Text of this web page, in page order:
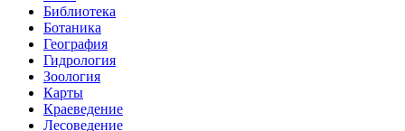
Библиотека
Ботаника
География
Гидрология
Зоология
Карты
Краеведение
Лесоведение